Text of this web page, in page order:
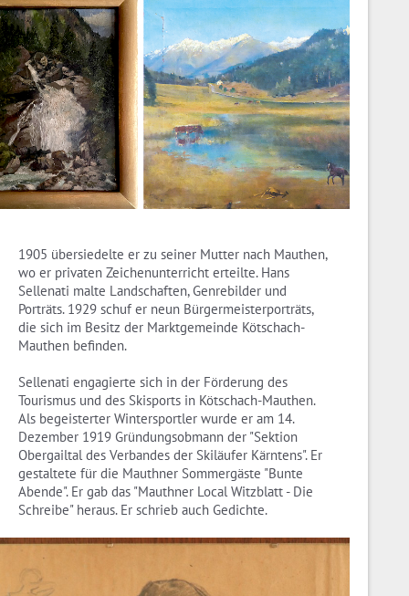
1905 übersiedelte er zu seiner Mutter nach Mauthen,
wo er privaten Zeichenunterricht erteilte. Hans
Sellenati malte Landschaften, Genrebilder und
Porträts. 1929 schuf er neun Bürgermeisterporträts,
die sich im Besitz der Marktgemeinde Kötschach-
Mauthen befinden.
Sellenati engagierte sich in der Förderung des
Tourismus und des Skisports in Kötschach-Mauthen.
Als begeisterter Wintersportler wurde er am 14.
Dezember 1919 Gründungsobmann der "Sektion
Obergailtal des Verbandes der Skiläufer Kärntens". Er
gestaltete für die Mauthner Sommergäste "Bunte
Abende". Er gab das "Mauthner Local Witzblatt - Die
Schreibe" heraus. Er schrieb auch Gedichte.